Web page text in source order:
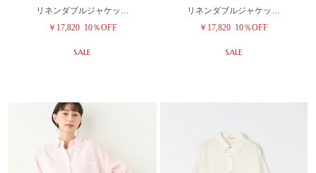
リネンダブルジャケッ…
￥17,820 10％OFF
SALE
リネンダブルジャケッ…
￥17,820 10％OFF
SALE